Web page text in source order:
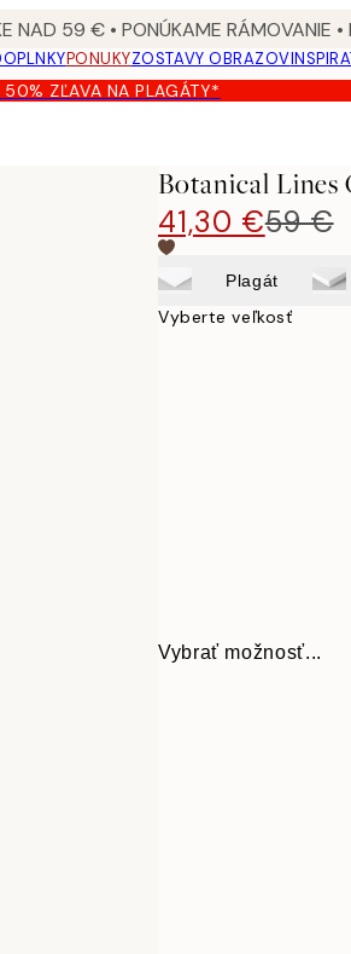
NAD 59 € • PONÚKAME RÁMOVANIE
PONUKYZOSTAVY OBRAZOV
ZĽAVA NA PLAGÁTY*
Botanical Lines
41,30 €59 €
Plagát
Vyberte veľkosť
Vybrať možnosť...